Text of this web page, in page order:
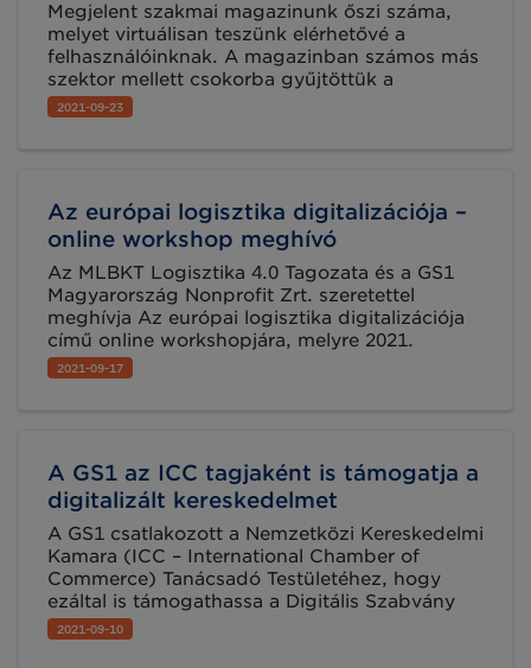
Megjelent szakmai magazinunk őszi száma,
melyet virtuálisan teszünk elérhetővé a
felhasználóinknak. A magazinban számos más
szektor mellett csokorba gyűjtöttük a
legfrissebb egészségügyi vonatkozású
híreinket is. Lapozzon bele a GS1 világába
2021-09-23
Az európai logisztika digitalizációja –
online workshop meghívó
Az MLBKT Logisztika 4.0 Tagozata és a GS1
Magyarország Nonprofit Zrt. szeretettel
meghívja Az európai logisztika digitalizációja
című online workshopjára, melyre 2021.
szeptember 29-én 9:00-15:00 óra között kerül
sor a Microsoft Teams platformon. A program
2021-09-17
A GS1 az ICC tagjaként is támogatja a
digitalizált kereskedelmet
A GS1 csatlakozott a Nemzetközi Kereskedelmi
Kamara (ICC – International Chamber of
Commerce) Tanácsadó Testületéhez, hogy
ezáltal is támogathassa a Digitális Szabvány
Kezdeményezést, azt a nemzetközi
programot, amelynek célja egy összehangolt,
2021-09-10